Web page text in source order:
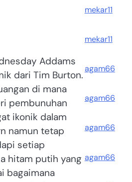
Addams
dari Tim Burton.
di mana
pembunuhan
ikonik dalam
namun tetap
setiap
hitam putih yang
bagaimana
mekar11
mekar11
agam66
agam66
agam66
agam66